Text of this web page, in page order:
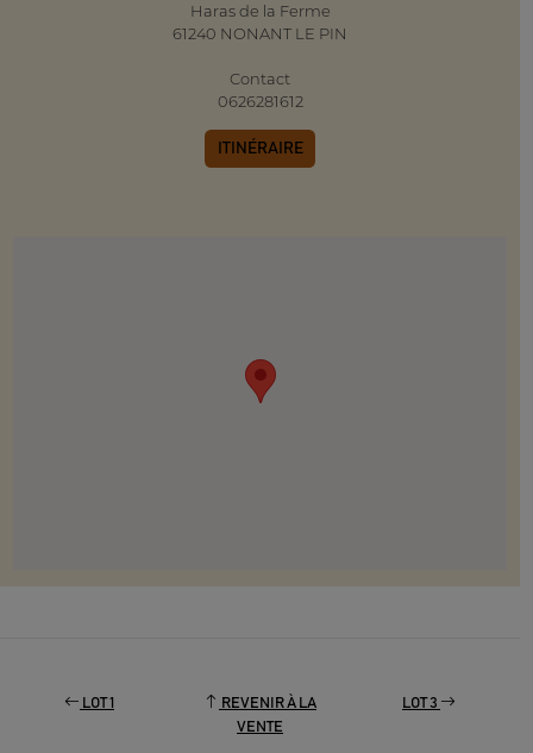
Haras de la Ferme
61240 NONANT LE PIN
Contact
0626281612
ITINÉRAIRE
LOT 1
REVENIR À LA
VENTE
LOT 3